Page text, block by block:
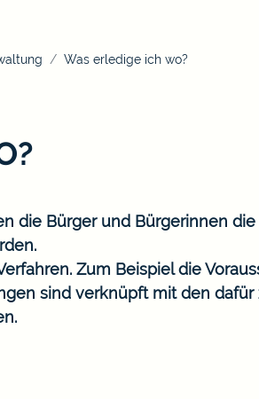
Was erledige ich wo?
die Bürger und Bürgerinnen
Zum Beispiel die
sind verknüpft mit den